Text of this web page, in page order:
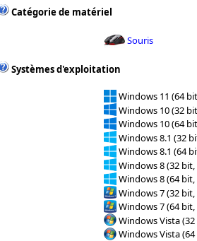
Catégorie de matériel
Souris
Systèmes d'exploitation
Windows 11 (64
Windows 10 (32
Windows 10 (64
Windows 8.1 (32
Windows 8.1 (64
Windows 8 (32 bit,
Windows 8 (64 bit,
Windows 7 (32 bit,
Windows 7 (64 bit,
Windows Vista
Windows Vista